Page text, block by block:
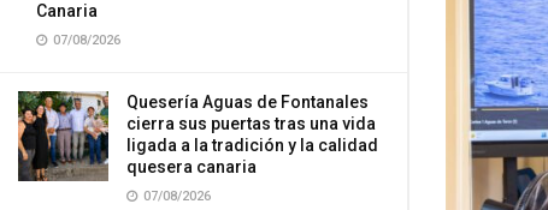
Canaria
07/08/2026
Quesería Aguas de Fontanales
cierra sus puertas tras una vida
ligada a la tradición y la calidad
quesera canaria
07/08/2026